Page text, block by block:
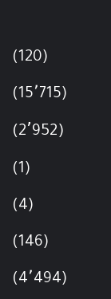
(120)
(15٬715)
(2٬952)
(1)
(4)
(146)
(4٬494)